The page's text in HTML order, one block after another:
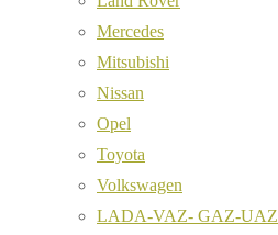
Mercedes
Mitsubishi
Nissan
Opel
Toyota
Volkswagen
LADA-VAZ- GAZ-UAZ